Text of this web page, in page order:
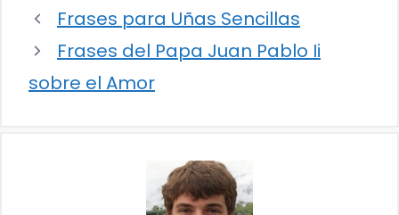
Frases para Uñas Sencillas
Frases del Papa Juan Pablo Ii
sobre el Amor